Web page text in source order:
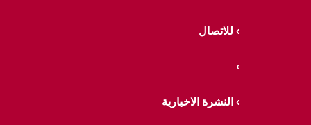
للاتصال
النشرة الاخبارية